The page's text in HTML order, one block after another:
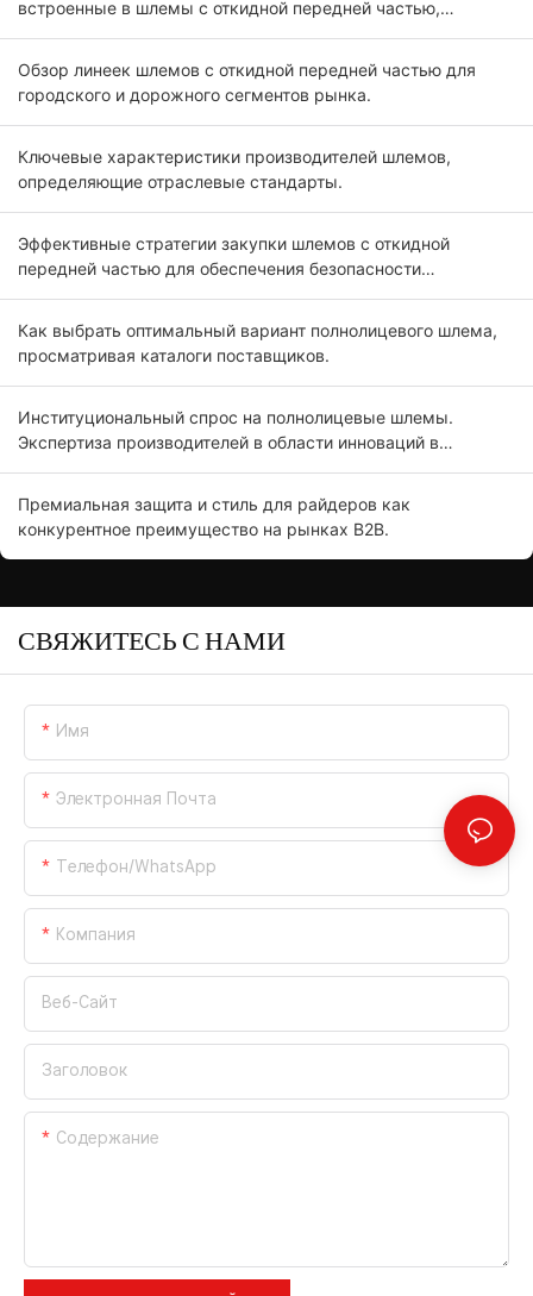
встроенные в шлемы с откидной передней частью,
Обзор линеек шлемов с откидной передней частью для
городского и дорожного сегментов рынка.
Ключевые характеристики производителей шлемов,
определяющие отраслевые стандарты.
Эффективные стратегии закупки шлемов с откидной
передней частью для обеспечения безопасности
Как выбрать оптимальный вариант полнолицевого шлема,
просматривая каталоги поставщиков.
Институциональный спрос на полнолицевые шлемы.
Экспертиза производителей в области инноваций в
Премиальная защита и стиль для райдеров как
конкурентное преимущество на рынках B2B.
СВЯЖИТЕСЬ С НАМИ
Имя
Электронная Почта
Телефон/WhatsApp
Компания
Веб-Сайт
Заголовок
Содержание